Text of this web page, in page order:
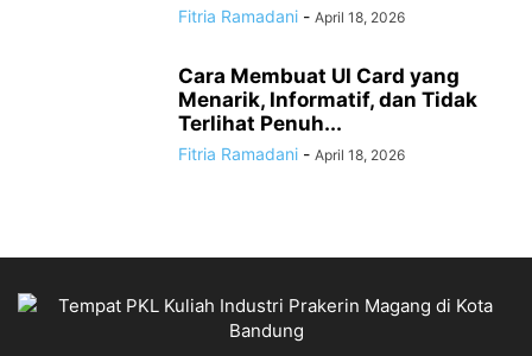
Fitria Ramadani - April 18, 2026
Cara Membuat UI Card yang
Menarik, Informatif, dan Tidak
Terlihat Penuh...
Fitria Ramadani - April 18, 2026